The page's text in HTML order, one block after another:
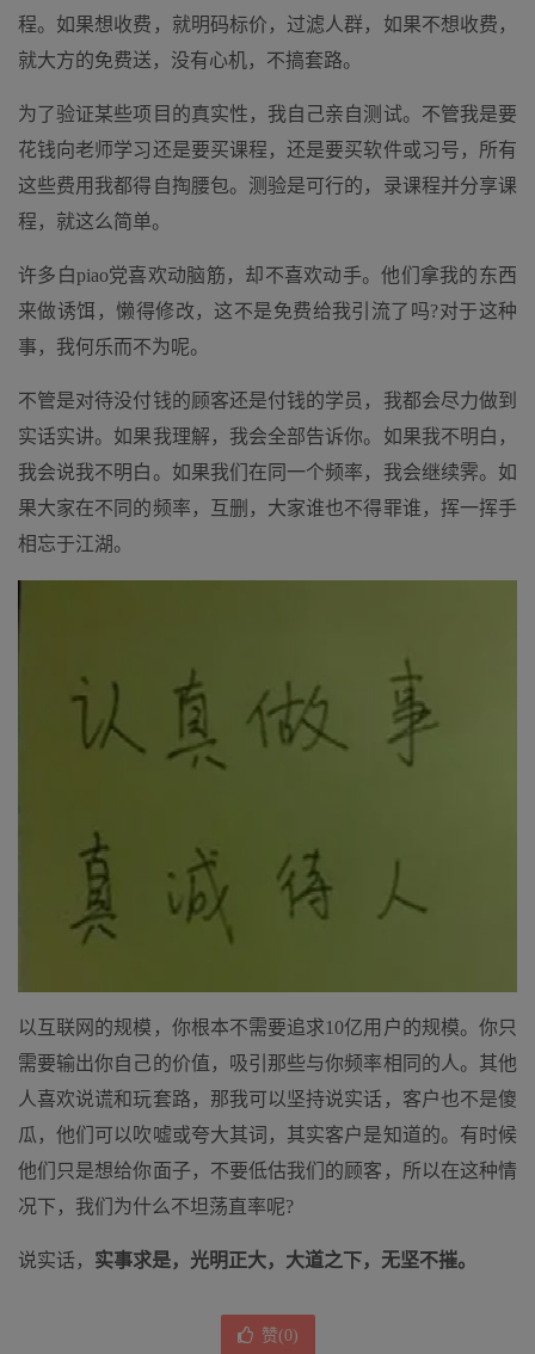
程。如果想收费，就明码标价，过滤人群，如果不想收费，
就大方的免费送，没有心机，不搞套路。
为了验证某些项目的真实性，我自己亲自测试。不管我是要
花钱向老师学习还是要买课程，还是要买软件或习号，所有
这些费用我都得自掏腰包。测验是可行的，录课程并分享课
程，就这么简单。
许多白piao党喜欢动脑筋，却不喜欢动手。他们拿我的东西
来做诱饵，懒得修改，这不是免费给我引流了吗?对于这种
事，我何乐而不为呢。
不管是对待没付钱的顾客还是付钱的学员，我都会尽力做到
实话实讲。如果我理解，我会全部告诉你。如果我不明白，
我会说我不明白。如果我们在同一个频率，我会继续霁。如
果大家在不同的频率，互删，大家谁也不得罪谁，挥一挥手
相忘于江湖。
以互联网的规模，你根本不需要追求10亿用户的规模。你只
需要输出你自己的价值，吸引那些与你频率相同的人。其他
人喜欢说谎和玩套路，那我可以坚持说实话，客户也不是傻
瓜，他们可以吹嘘或夸大其词，其实客户是知道的。有时候
他们只是想给你面子，不要低估我们的顾客，所以在这种情
况下，我们为什么不坦荡直率呢?
说实话， 实事求是，光明正大，大道之下，无坚不摧。
赞(0)